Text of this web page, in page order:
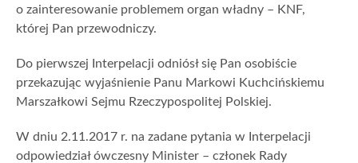
o zainteresowanie problemem organ władny – KNF,
której Pan przewodniczy.
Do pierwszej Interpelacji odniósł się Pan osobiście
przekazując wyjaśnienie Panu Markowi Kuchcińskiemu
Marszałkowi Sejmu Rzeczypospolitej Polskiej.
W dniu 2.11.2017 r. na zadane pytania w Interpelacji
odpowiedział ówczesny Minister – członek Rady